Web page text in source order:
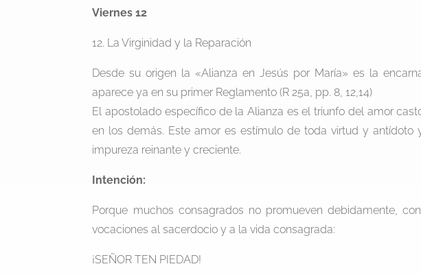
Viernes 12
12. La Virginidad y la Reparación
Desde su origen la «Alianza en Jesús por María» es la
aparece ya en su primer Reglamento (R 25a, pp. 8, 12,14)
El apostolado específico de la Alianza es el triunfo del amor
en los demás. Este amor es estímulo de toda virtud y antídoto
impureza reinante y creciente.
Intención:
Porque muchos consagrados no promueven debidamente,
vocaciones al sacerdocio y a la vida consagrada:
¡SEÑOR TEN PIEDAD!